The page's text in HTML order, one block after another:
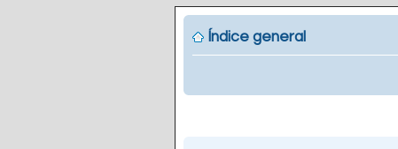
Índice general